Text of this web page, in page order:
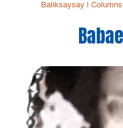
Baliksaysay |Columns